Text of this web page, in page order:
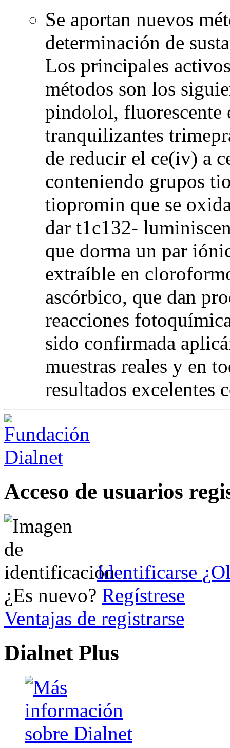
Se aportan nuevos
determinación de
Los principales
métodos son los
pindolol,
tranquilizantes
de reducir el ce(iv) a
conteniendo grupos
tiopromin que se
dar t1c132-
que dorma un par
extraíble en
ascórbico, que dan
reacciones
sido confirmada
muestras reales y en
resultados excelentes
Acceso de usuarios
Identificarse
¿Es nuevo? Regístrese
Ventajas de registrarse
Dialnet Plus